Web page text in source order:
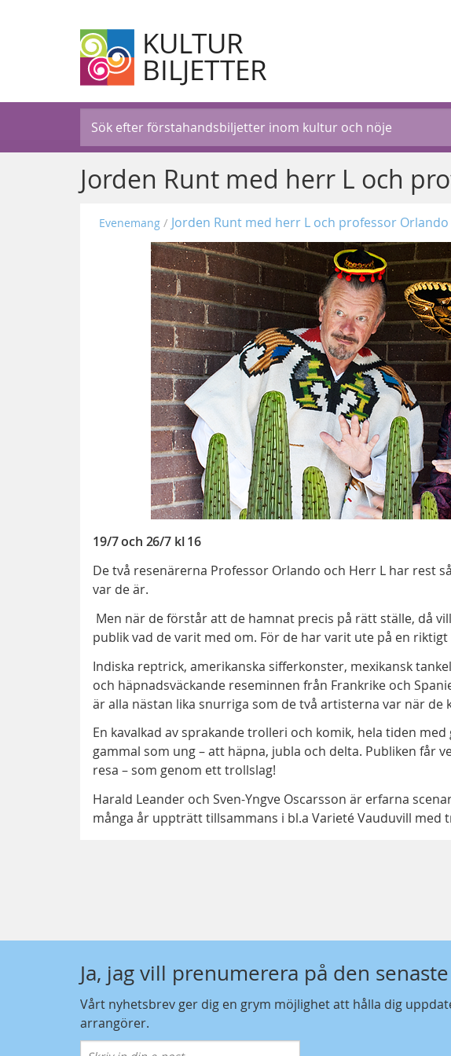
KULTUR
BILJETTER
Jorden Runt med herr L och
Evenemang Jorden Runt med herr L och professor Orlando
19/7 och 26/7 kl 16
De två resenärerna Professor Orlando och Herr L har rest
var de är.
Men när de förstår att de hamnat precis på rätt ställe, då
publik vad de varit med om. För de har varit ute på en
Indiska reptrick, amerikanska sifferkonster, mexikansk
och häpnadsväckande reseminnen från Frankrike och
är alla nästan lika snurriga som de två artisterna var när de
En kavalkad av sprakande trolleri och komik, hela tiden
gammal som ung – att häpna, jubla och delta. Publiken får
resa – som genom ett trollslag!
Harald Leander och Sven-Yngve Oscarsson är erfarna
många år uppträtt tillsammans i bl.a Varieté Vauduvill
Ja, jag vill prenumerera på den
Vårt nyhetsbrev ger dig en grym möjlighet att hålla dig
arrangörer.